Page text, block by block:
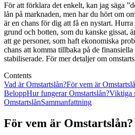
För att förklara det enkelt, kan jag säga
lån på marknaden, men har du hört om
är en chans för dig att få en nystart.
grund och botten, som du kanske gissat,
att ge personer, som haft ekonomiska
chans att komma tillbaka på de finansiella
stabiliserade. För mer detaljer om
Contents
Vad är Omstartslån?För vem är
BeloppHur fungerar Omstartslån?Viktiga
OmstartslånSammanfattning
För vem är Omstartslån?